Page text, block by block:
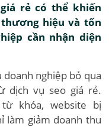
rẻ có thể khiến
hiệu và tốn
cần nhận diện
doanh nghiệp bỏ qua
dịch vụ seo giá rẻ.
khóa, website bị
làm giảm doanh thu